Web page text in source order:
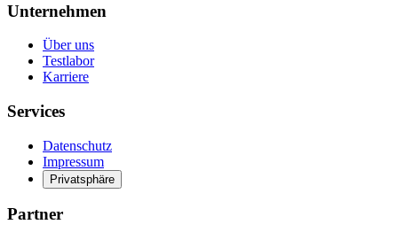
Unternehmen
Über uns
Testlabor
Karriere
Services
Datenschutz
Impressum
Privatsphäre
Partner